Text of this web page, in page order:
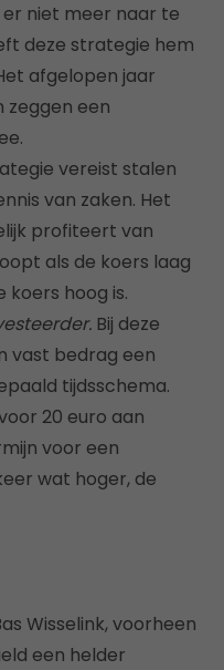
niet meer naar te
deze strategie hem
afgelopen jaar
zeggen een
vereist stalen
van zaken. Het
profiteert van
als de koers laag
koers hoog is.
Bij deze
vast bedrag een
tijdsschema.
20 euro aan
voor een
wat hoger, de
Wisselink, voorheen
een helder